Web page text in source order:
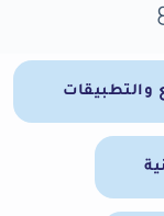
والتطبيقات